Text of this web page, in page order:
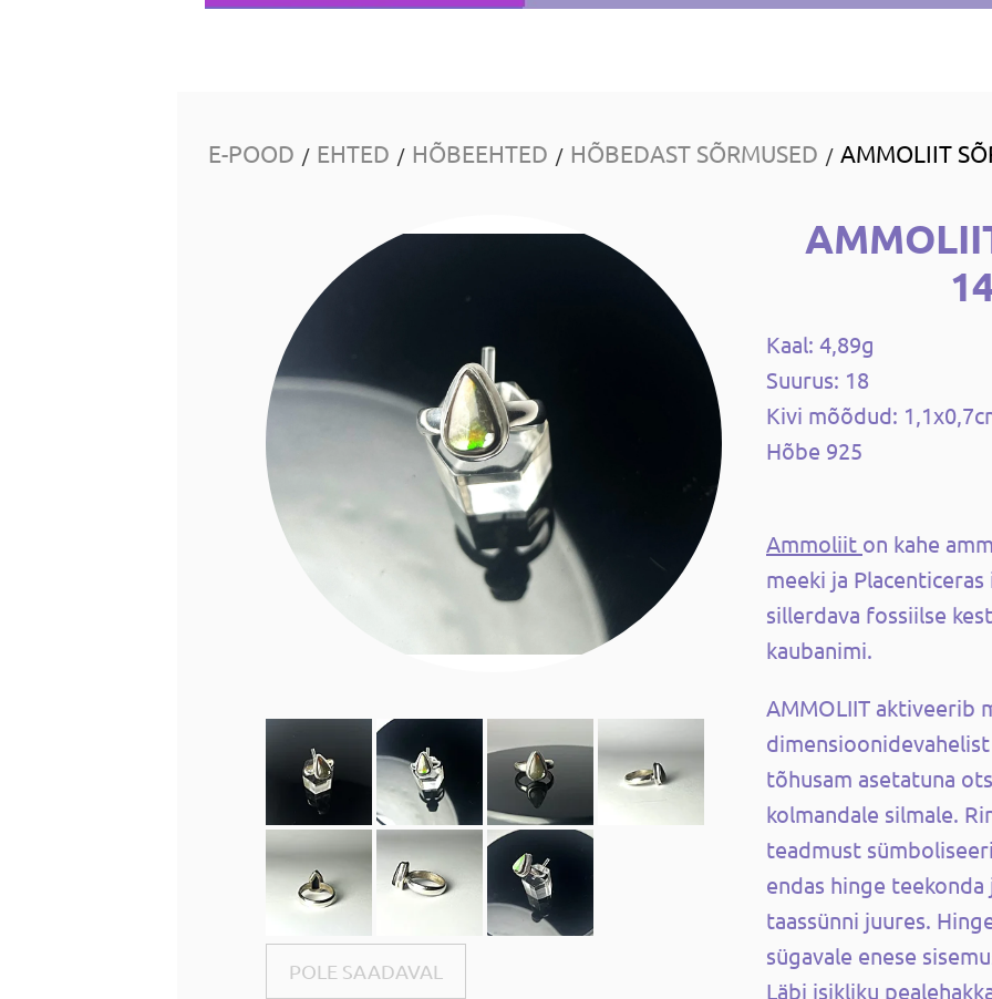
E-POOD / EHTED / HÕBEEHTED / HÕBEDAST SÕRMUSED / AMMOLIIT
POLE SAADAVAL
Kaal: 4,89g
Suurus: 18
Kivi mõõdud:
Hõbe 925
Ammoliit on kahe
meeki ja
sillerdava fossiilse
kaubanimi.
AMMOLIIT aktiveerib
tõhusam asetatuna
kolmandale silmale.
teadmust
endas hinge
taassünni juures.
sügavale enese
Läbi isikliku